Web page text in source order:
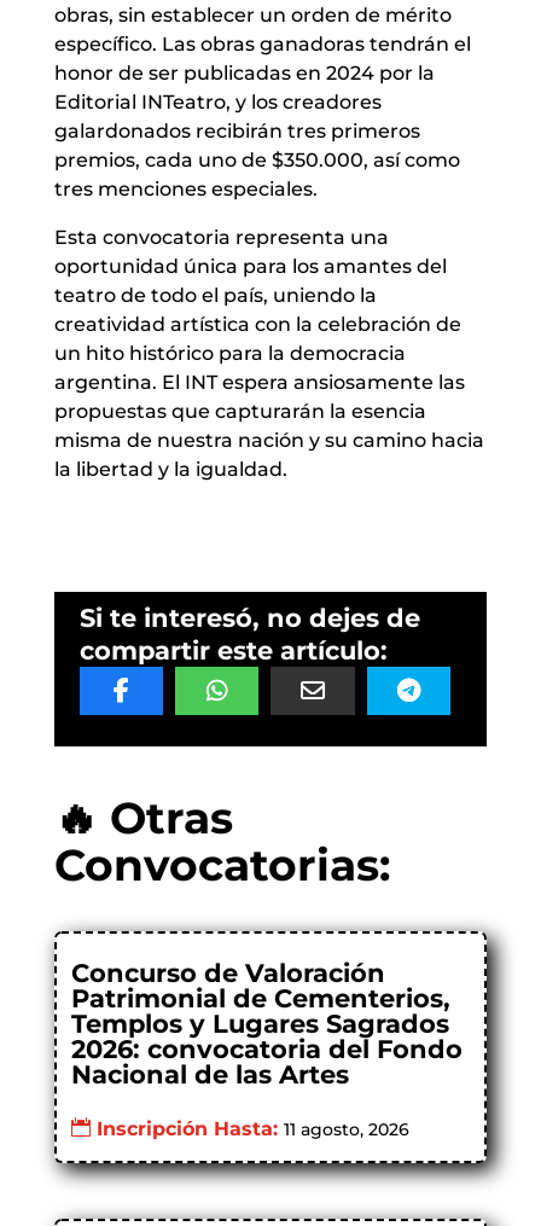
obras, sin establecer un orden de mérito
específico. Las obras ganadoras tendrán el
honor de ser publicadas en 2024 por la
Editorial INTeatro, y los creadores
galardonados recibirán tres primeros
premios, cada uno de $350.000, así como
tres menciones especiales.
Esta convocatoria representa una
oportunidad única para los amantes del
teatro de todo el país, uniendo la
creatividad artística con la celebración de
un hito histórico para la democracia
argentina. El INT espera ansiosamente las
propuestas que capturarán la esencia
misma de nuestra nación y su camino hacia
la libertad y la igualdad.
Si te interesó, no dejes de
compartir este artículo:
🔥 Otras
Convocatorias:
Concurso de Valoración
Patrimonial de Cementerios,
Templos y Lugares Sagrados
2026: convocatoria del Fondo
Nacional de las Artes
Inscripción Hasta: 11 agosto, 2026